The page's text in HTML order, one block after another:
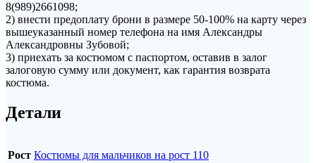
8(989)2661098;
2) внести предоплату брони в размере 50-100% на карту через
вышеуказанный номер телефона на имя Александры
Александровны Зубовой;
3) приехать за костюмом с паспортом, оставив в залог
залоговую сумму или документ, как гарантия возврата
костюма.
Детали
Рост Костюмы для мальчиков на рост 110